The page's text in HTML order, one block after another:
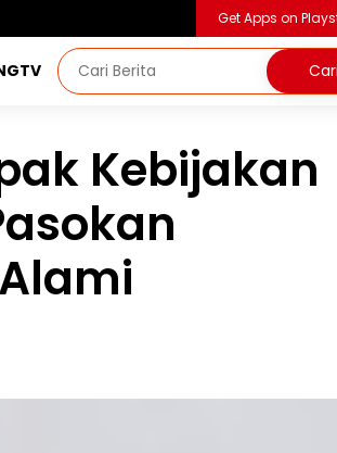
Get Apps on
Kebijakan